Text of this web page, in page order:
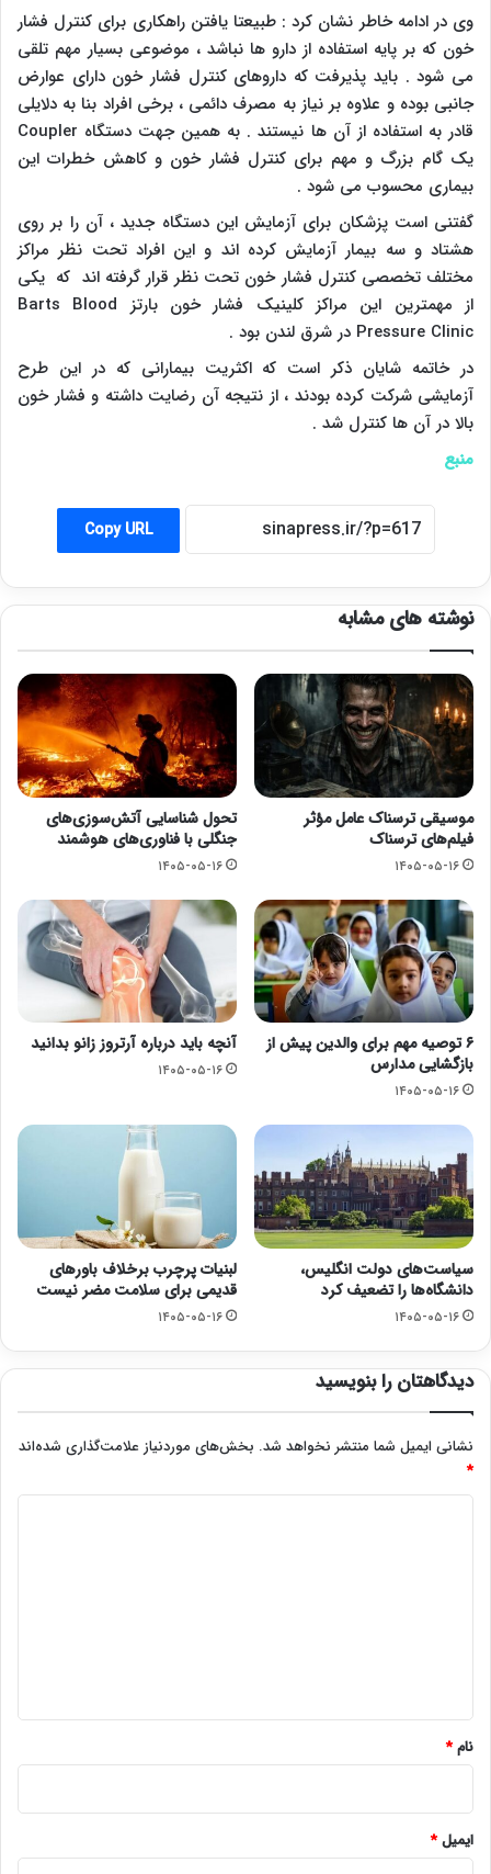
وی در ادامه خاطر نشان کرد : طبیعتا یافتن راهکاری برای کنترل فشار
خون که بر پایه استفاده از دارو ها نباشد ، موضوعی بسیار مهم تلقی
می شود . باید پذیرفت که داروهای کنترل فشار خون دارای عوارض
جانبی بوده و علاوه بر نیاز به مصرف دائمی ، برخی افراد بنا به دلایلی
قادر به استفاده از آن ها نیستند . به همین جهت دستگاه Coupler
یک گام بزرگ و مهم برای کنترل فشار خون و کاهش خطرات این
بیماری محسوب می شود .
گفتنی است پزشکان برای آزمایش این دستگاه جدید ، آن را بر روی
هشتاد و سه بیمار آزمایش کرده اند و این افراد تحت نظر مراکز
مختلف تخصصی کنترل فشار خون تحت نظر قرار گرفته اند که یکی
از مهمترین این مراکز کلینیک فشار خون بارتز Barts Blood
Pressure Clinic در شرق لندن بود .
در خاتمه شایان ذکر است که اکثریت بیمارانی که در این طرح
آزمایشی شرکت کرده بودند ، از نتیجه آن رضایت داشته و فشار خون
بالا در آن ها کنترل شد .
منبع
Copy URL
نوشته های مشابه
موسیقی ترسناک عامل مؤثر
فیلم‌های ترسناک
۱۴۰۵-۰۵-۱۶
تحول شناسایی آتش‌سوزی‌های
جنگلی با فناوری‌های هوشمند
۱۴۰۵-۰۵-۱۶
۶ توصیه مهم برای والدین پیش از
بازگشایی مدارس
۱۴۰۵-۰۵-۱۶
آنچه باید درباره آرتروز زانو بدانید
۱۴۰۵-۰۵-۱۶
سیاست‌های دولت انگلیس،
دانشگاه‌ها را تضعیف کرد
۱۴۰۵-۰۵-۱۶
لبنیات پرچرب برخلاف باورهای
قدیمی برای سلامت مضر نیست
۱۴۰۵-۰۵-۱۶
دیدگاهتان را بنویسید
نشانی ایمیل شما منتشر نخواهد شد. بخش‌های موردنیاز علامت‌گذاری شده‌اند
*
نام*
ایمیل*